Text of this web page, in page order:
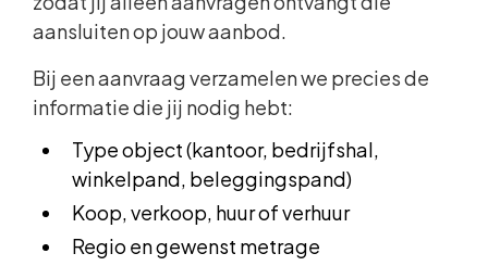
aansluiten op jouw aanbod.
Bij een aanvraag verzamelen we precies de
informatie die jij nodig hebt:
Type object (kantoor, bedrijfshal,
winkelpand, beleggingspand)
Koop, verkoop, huur of verhuur
Regio en gewenst metrage